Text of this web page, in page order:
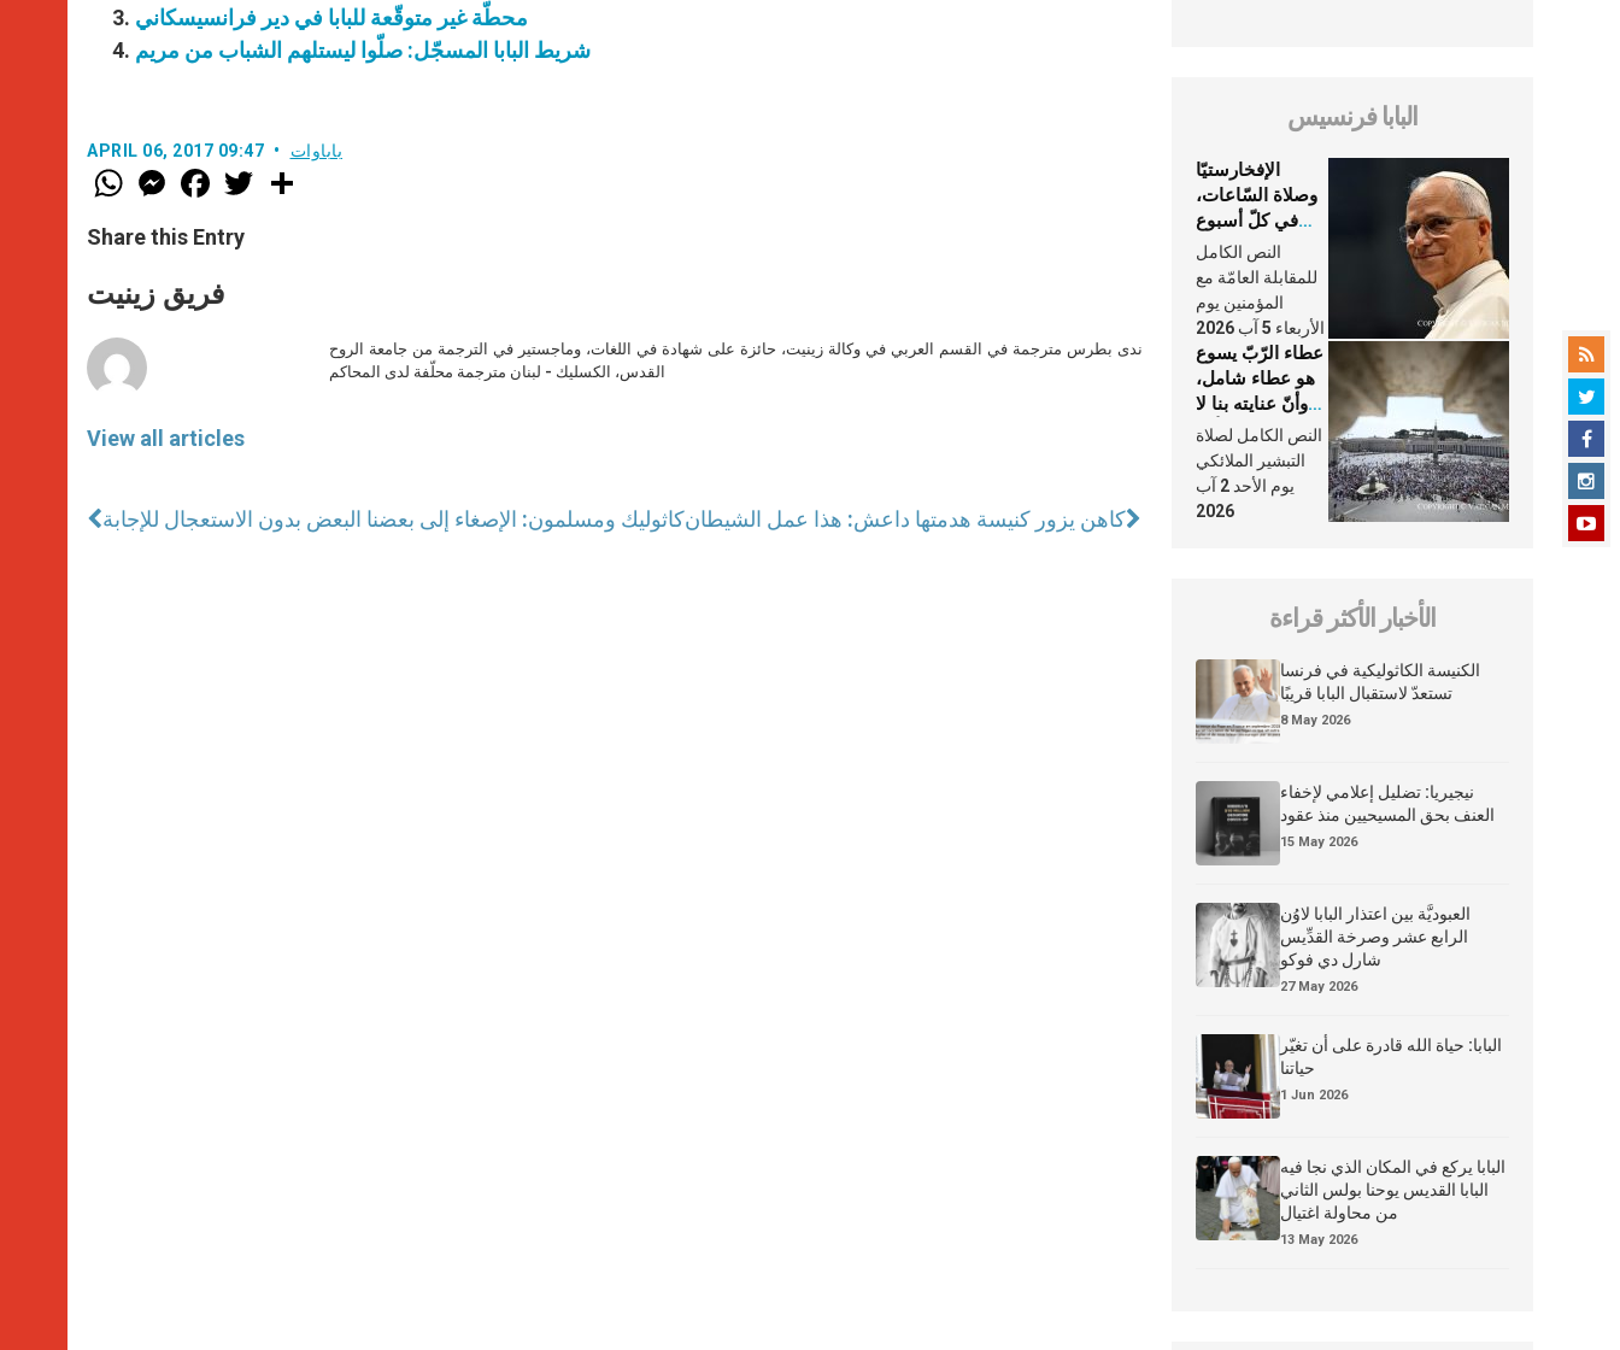
محطّة غير متوقّعة للبابا في دير فرانسيسكاني
شريط البابا المسجّل: صلّوا ليستلهم الشباب من مريم
APRIL 06, 2017 09:47 باباوات
W
h
t
s
p
p
M
e
s
e
g
e
F
a
e
b
o
k
w
Share this Entry
فريق زينيت
View all articles
ندى بطرس مترجمة في القسم العربي في وكالة زينيت، حائزة على شهادة في اللغات، وماجستير في الترجمة من جامعة الروح
القدس، الكسليك - لبنان مترجمة محلّفة لدى المحاكم
كاثوليك ومسلمون: الإصغاء إلى بعضنا البعض بدون الاستعجال للإجابةكاهن يزور كنيسة هدمتها داعش: هذا عمل الشيطان
البابا فرنسيس
الإفخارستيّا
وصلاة السّاعات،
في كلّ أسبوع
وكلّ يوم، هما
النَّفَس في حياة
الكنيسة
النص الكامل
للمقابلة العامّة مع
المؤمنين يوم
الأربعاء 5 آب 2026
عطاء الرّبّ يسوع
هو عطاء شامل،
وأنّ عنايته بنا لا
تغيب عنّا أبدًا
النص الكامل لصلاة
التبشير الملائكي
يوم الأحد 2 آب
2026
الأخبار الأكثر قراءة
الكنيسة الكاثوليكية في فرنسا
تستعدّ لاستقبال البابا قريبًا
8 May 2026
نيجيريا: تضليل إعلامي لإخفاء
العنف بحق المسيحيين منذ عقود
15 May 2026
العبوديَّة بين اعتذار البابا لاوُن
الرابع عشر وصرخة القدِّيس
شارل دي فوكو
27 May 2026
البابا: حياة الله قادرة على أن تغيّر
حياتنا
1 Jun 2026
البابا يركع في المكان الذي نجا فيه
البابا القديس يوحنا بولس الثاني
من محاولة اغتيال
13 May 2026